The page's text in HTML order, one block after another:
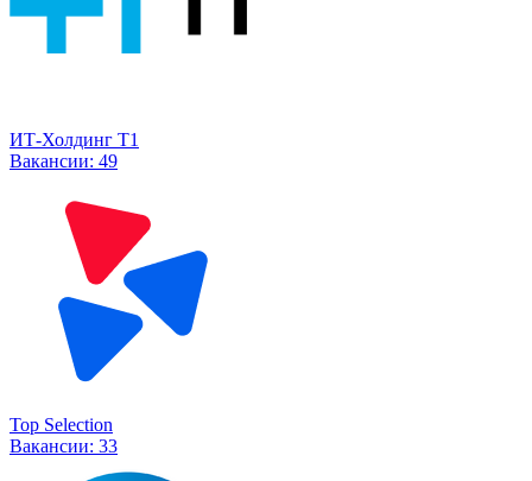
ИТ-Холдинг Т1
Вакансии: 49
Top Selection
Вакансии: 33